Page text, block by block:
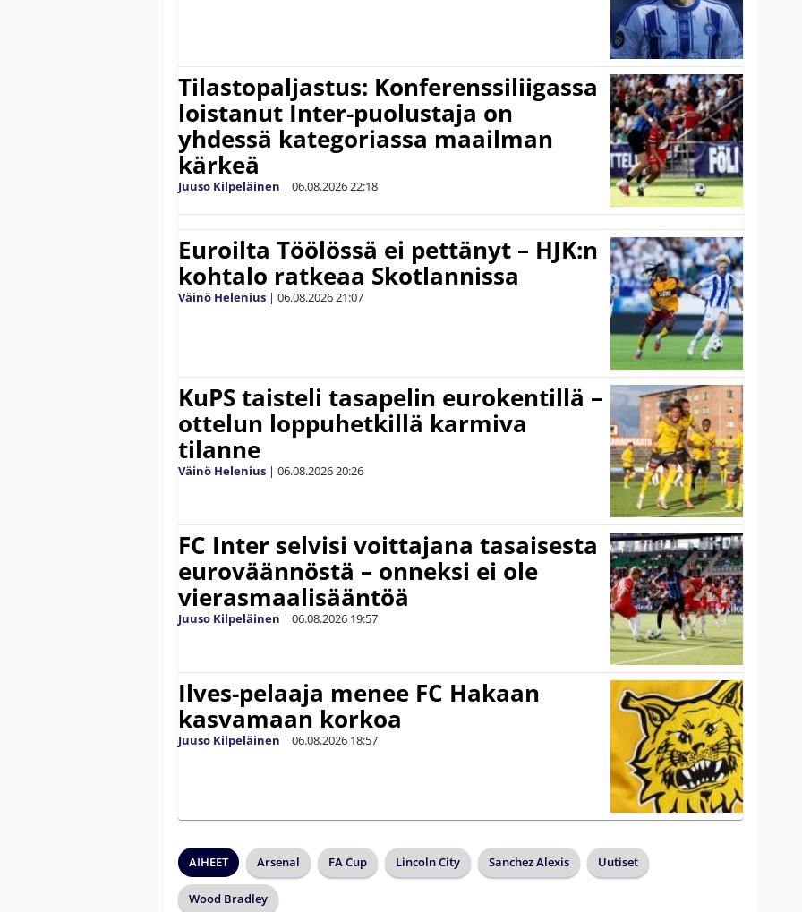
Tilastopaljastus: Konferenssiliigassa
loistanut Inter-puolustaja on
yhdessä kategoriassa maailman
kärkeä
Juuso Kilpeläinen | 06.08.202622:18
Euroilta Töölössä ei pettänyt – HJK:n
kohtalo ratkeaa Skotlannissa
Väinö Helenius | 06.08.202621:07
KuPS taisteli tasapelin eurokentillä –
ottelun loppuhetkillä karmiva
tilanne
Väinö Helenius | 06.08.202620:26
FC Inter selvisi voittajana tasaisesta
euroväännöstä – onneksi ei ole
vierasmaalisääntöä
Juuso Kilpeläinen | 06.08.2026 19:57
Ilves-pelaaja menee FC Hakaan
kasvamaan korkoa
Juuso Kilpeläinen | 06.08.2026 18:57
AIHEET Arsenal FA Cup Lincoln City Sanchez Alexis Uutiset
Wood Bradley